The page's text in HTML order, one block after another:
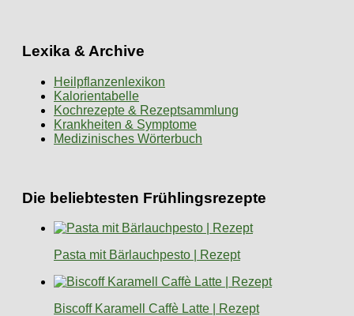
Lexika & Archive
Heilpflanzenlexikon
Kalorientabelle
Kochrezepte & Rezeptsammlung
Krankheiten & Symptome
Medizinisches Wörterbuch
Die beliebtesten Frühlingsrezepte
Pasta mit Bärlauchpesto | Rezept
Biscoff Karamell Caffè Latte | Rezept